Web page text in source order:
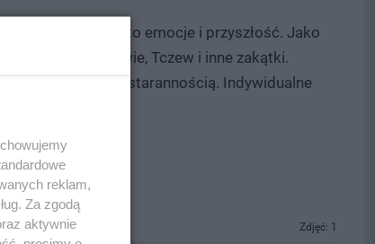
niż transakcje - to emocje i przyszłość. Jako
Kaszuby, Kociewie, Tczew i inne zakątki.
i najwyższą starannością. Indywidualne
Zdjęć: 1
reklam,
Za zgodą
aktywnie